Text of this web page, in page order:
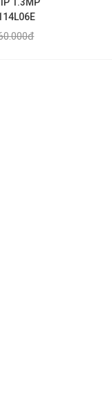
1.3MP